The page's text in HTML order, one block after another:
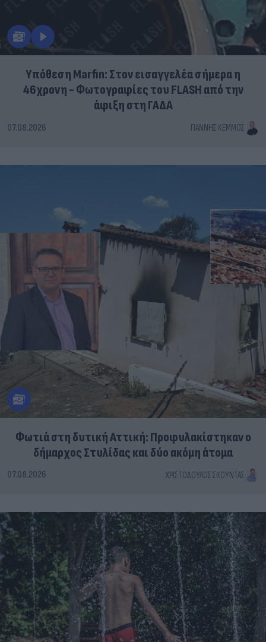
Υπόθεση Marfin: Στον εισαγγελέα σήμερα η
46χρονη - Φωτογραφίες του FLASH από την
άφιξη στη ΓΑΔΑ
07.08.2026 ΓΙΆΝΝΗΣ ΚΈΜΜΟΣ
Φωτιά στη δυτική Αττική: Προφυλακίστηκαν ο
δήμαρχος Στυλίδας και δύο ακόμη άτομα
07.08.2026 ΧΡΙΣΤΌΔΟΥΛΟΣ ΣΚΟΎΝΤΑΣ